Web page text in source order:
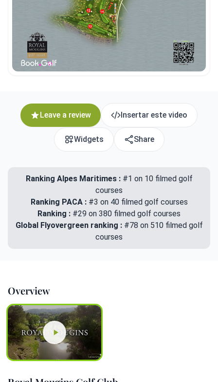
Leave a review Insertar este video
Widgets Share
Ranking Alpes Maritimes :#1 on 10 filmed golf
courses
Ranking PACA : #3 on 40 filmed golf courses
Ranking : #29 on 380 filmed golf courses
Global Flyovergreen ranking : #78 on 510 filmed golf
courses
Overview